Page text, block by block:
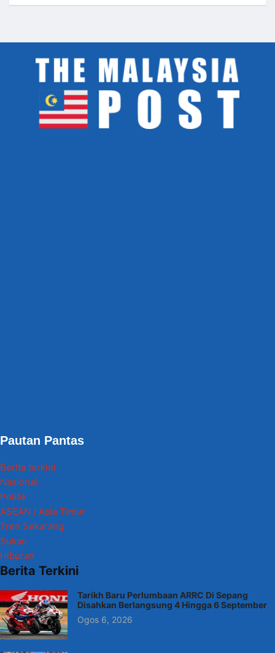
Pautan Pantas
Berita terkini
Nasional
Politik
ASEAN / Asia Timur
Tren Sekarang
Sukan
Hiburan
Berita Terkini
Tarikh Baru Perlumbaan ARRC Di Sepang
Disahkan Berlangsung 4 Hingga 6 September
Ogos 6, 2026